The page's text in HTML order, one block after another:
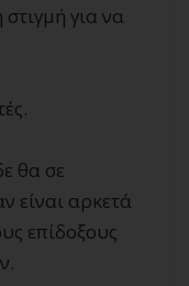
στιγμή για να
θα σε
είναι αρκετά
επίδοξους